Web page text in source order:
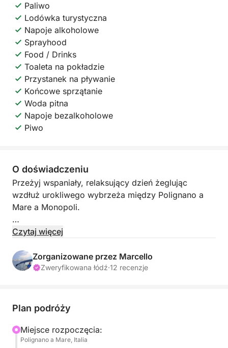
Paliwo
Lodówka turystyczna
Napoje alkoholowe
Sprayhood
Food / Drinks
Toaleta na pokładzie
Przystanek na pływanie
Końcowe sprzątanie
Woda pitna
Napoje bezalkoholowe
Piwo
O doświadczeniu
Przeżyj wspaniały, relaksujący dzień żeglując
wzdłuż urokliwego wybrzeża między Polignano a
Mare a Monopoli.
Podziwiaj oszałamiające klify Polignano, zanurz się
szczęście, popływaj obok delfinów.
oraz dla bardziej wymagających, wieczorne
W przypadku dłuższych, weekendowych
Czytaj więcej
Zorganizowane przez Marcello
Zweryfikowana łódź·12 recenzje
Plan podróży
Miejsce rozpoczęcia:
Polignano a Mare, Italia